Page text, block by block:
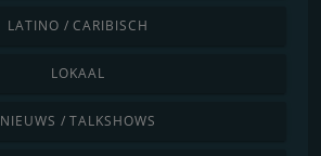
LATINO / CARIBISCH
LOKAAL
NIEUWS / TALKSHOWS